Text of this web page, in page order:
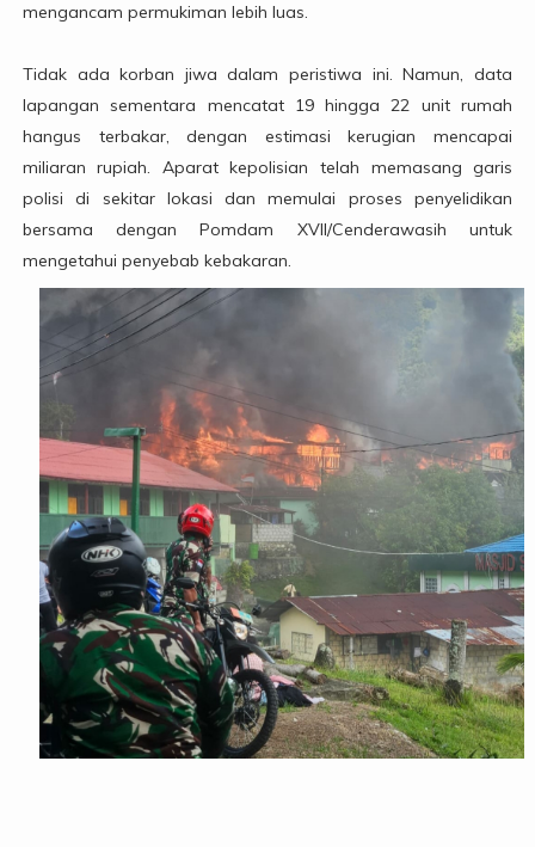
mengancam permukiman lebih luas.
Tidak ada korban jiwa dalam peristiwa ini. Namun, data
lapangan sementara mencatat 19 hingga 22 unit rumah
hangus terbakar, dengan estimasi kerugian mencapai
miliaran rupiah. Aparat kepolisian telah memasang garis
polisi di sekitar lokasi dan memulai proses penyelidikan
bersama dengan Pomdam XVII/Cenderawasih untuk
mengetahui penyebab kebakaran.